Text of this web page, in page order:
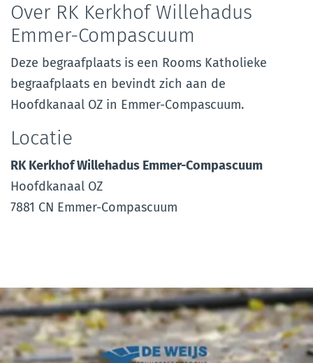
Over RK Kerkhof Willehadus
Emmer-Compascuum
Deze begraafplaats is een Rooms Katholieke
begraafplaats en bevindt zich aan de
Hoofdkanaal OZ in Emmer-Compascuum.
Locatie
RK Kerkhof Willehadus Emmer-Compascuum
Hoofdkanaal OZ
7881 CN Emmer-Compascuum